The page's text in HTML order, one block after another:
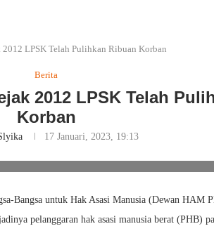
LPSK Telah Pulihkan Ribuan Korban
Berita
2012 LPSK Telah
Korban
17 Januari, 2023, 19:13
Bangsa untuk Hak Asasi Manusia (Dewan HAM
pelanggaran hak asasi manusia berat (PHB)